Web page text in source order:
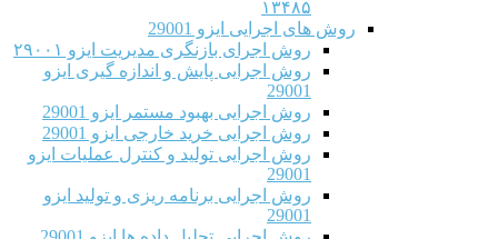
۱۳۴۸۵
روش های اجرایی ایزو 29001
روش اجرای بازنگری مدیریت ایزو ۲۹۰۰۱
روش اجرایی پایش و اندازه گیری ایزو
29001
روش اجرایی بهبود مستمر ایزو 29001
روش اجرایی خرید خارجی ایزو 29001
روش اجرایی تولید و کنترل عملیات ایزو
29001
روش اجرایی برنامه ریزی و تولید ایزو
29001